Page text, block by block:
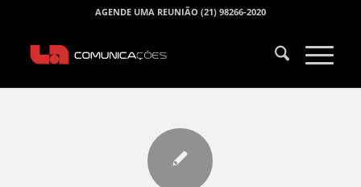
AGENDE UMA REUNIÃO (21) 98266-2020